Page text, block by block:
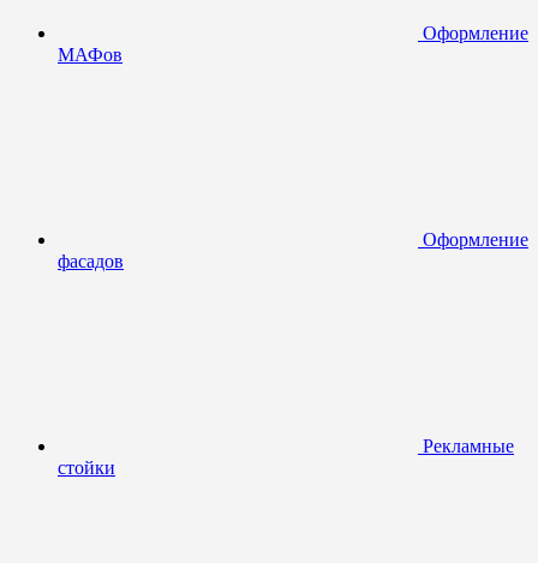
Оформление
МАФов
Оформление
фасадов
Рекламные
стойки